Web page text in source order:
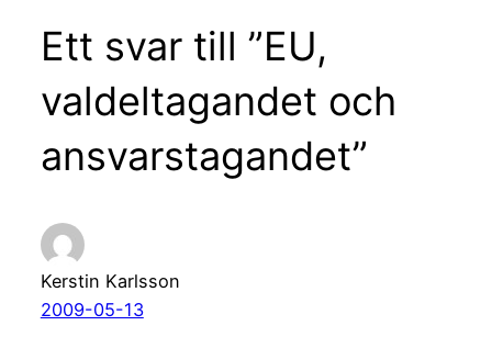
Ett svar till ”EU,
valdeltagandet och
ansvarstagandet”
Kerstin Karlsson
2009-05-13